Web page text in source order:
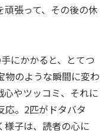
張って、その後の休
にかかると、とてつ
物のような瞬間に変わ
心やツッコミ、それに
応。2匹がドタバタ
様子は、読者の心に